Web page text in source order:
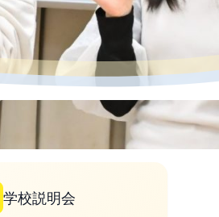
学校説明会